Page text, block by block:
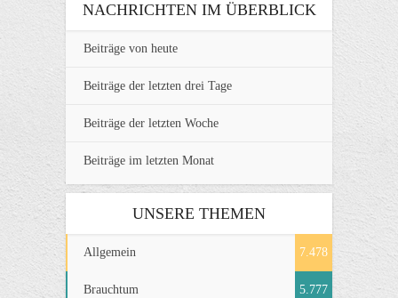
NACHRICHTEN IM ÜBERBLICK
Beiträge von heute
Beiträge der letzten drei Tage
Beiträge der letzten Woche
Beiträge im letzten Monat
UNSERE THEMEN
Allgemein 7.478
Brauchtum 5.777